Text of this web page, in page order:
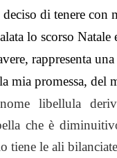
di tenere con
lo scorso
rappresenta
mia promessa, del
libellula
che è
tiene le ali